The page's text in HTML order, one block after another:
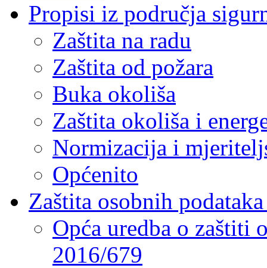
Propisi iz područja
Zaštita na radu
Zaštita od požara
Buka okoliša
Zaštita okoliša i
Normizacija i
Općenito
Zaštita osobnih
Opća uredba o zaštiti
2016/679